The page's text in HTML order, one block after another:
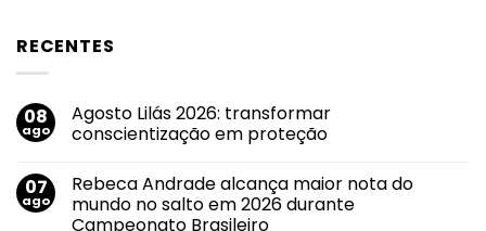
RECENTES
08
ago
Agosto Lilás 2026: transformar
conscientização em proteção
em
Agosto
Lilás
2026:
07
ago
Rebeca Andrade alcança maior nota do
mundo no salto em 2026 durante
Campeonato Brasileiro